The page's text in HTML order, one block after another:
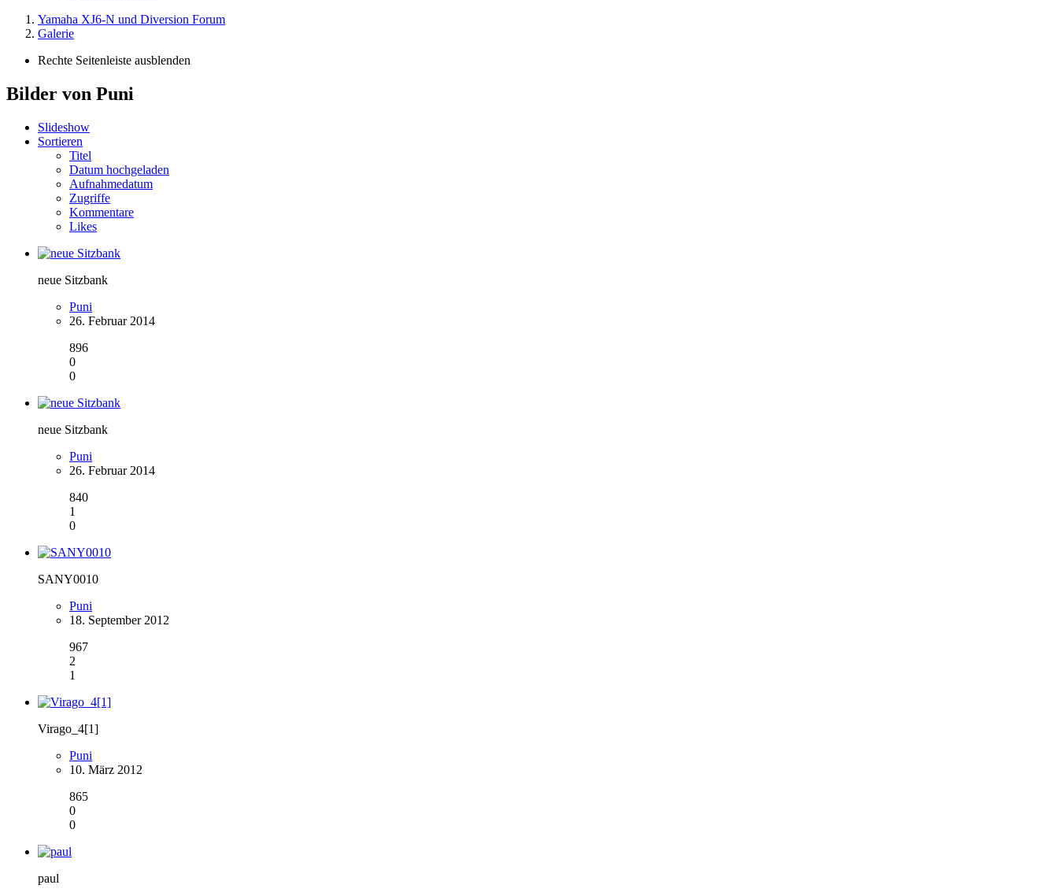
Yamaha XJ6-N und Diversion Forum
Galerie
Rechte Seitenleiste ausblenden
Bilder von Puni
Slideshow
Sortieren
Titel
Datum hochgeladen
Aufnahmedatum
Zugriffe
Kommentare
Likes
neue Sitzbank
Puni
26. Februar 2014
896
0
0
neue Sitzbank
Puni
26. Februar 2014
840
1
0
SANY0010
Puni
18. September 2012
967
2
1
Virago_4[1]
Puni
10. März 2012
865
0
0
paul